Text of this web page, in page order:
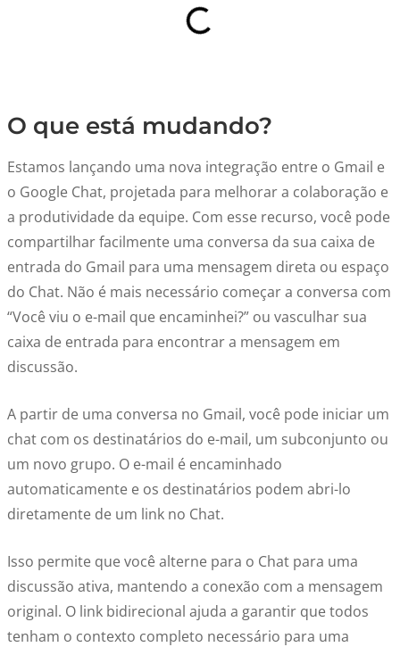
O que está mudando?
Estamos lançando uma nova integração entre o Gmail e
o Google Chat, projetada para melhorar a colaboração e
a produtividade da equipe. Com esse recurso, você pode
compartilhar facilmente uma conversa da sua caixa de
entrada do Gmail para uma mensagem direta ou espaço
do Chat. Não é mais necessário começar a conversa com
“Você viu o e-mail que encaminhei?” ou vasculhar sua
caixa de entrada para encontrar a mensagem em
discussão.
A partir de uma conversa no Gmail, você pode iniciar um
chat com os destinatários do e-mail, um subconjunto ou
um novo grupo. O e-mail é encaminhado
automaticamente e os destinatários podem abri-lo
diretamente de um link no Chat.
Isso permite que você alterne para o Chat para uma
discussão ativa, mantendo a conexão com a mensagem
original. O link bidirecional ajuda a garantir que todos
tenham o contexto completo necessário para uma